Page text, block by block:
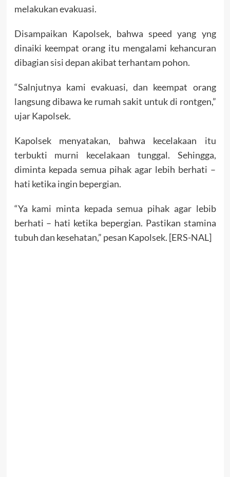
melakukan evakuasi.
Disampaikan Kapolsek, bahwa speed yang yng
dinaiki keempat orang itu mengalami kehancuran
dibagian sisi depan akibat terhantam pohon.
“Salnjutnya kami evakuasi, dan keempat orang
langsung dibawa ke rumah sakit untuk di rontgen,”
ujar Kapolsek.
Kapolsek menyatakan, bahwa kecelakaan itu
terbukti murni kecelakaan tunggal. Sehingga,
diminta kepada semua pihak agar lebih berhati –
hati ketika ingin bepergian.
“Ya kami minta kepada semua pihak agar lebib
berhati – hati ketika bepergian. Pastikan stamina
tubuh dan kesehatan,” pesan Kapolsek. [ERS-NAL]